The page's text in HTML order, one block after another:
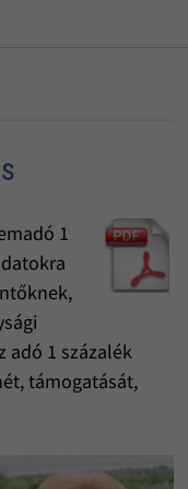
1
adó 1 százalék
támogatását,